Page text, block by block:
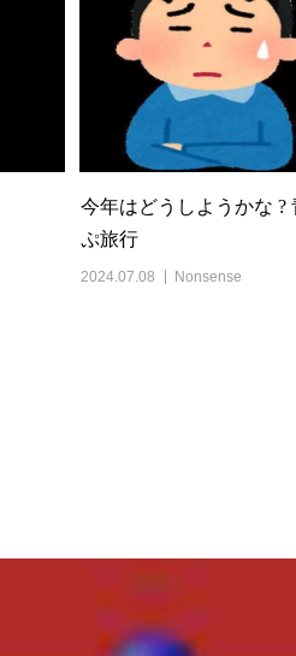
今年はどうしようかな ?
ぷ旅行
2024.07.08 Nonsense